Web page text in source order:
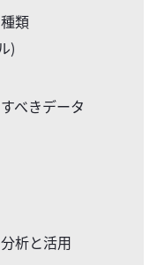
類
)
べきデータ
析と活用